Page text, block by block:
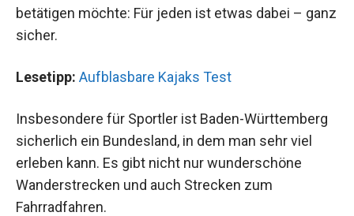
betätigen möchte: Für jeden ist etwas dabei – ganz
sicher.
Lesetipp: Aufblasbare Kajaks Test
Insbesondere für Sportler ist Baden-Württemberg
sicherlich ein Bundesland, in dem man sehr viel
erleben kann. Es gibt nicht nur wunderschöne
Wanderstrecken und auch Strecken zum
Fahrradfahren.